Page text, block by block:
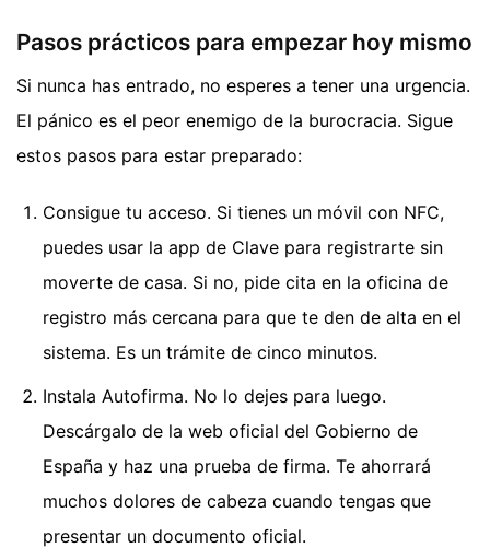
Pasos prácticos para empezar hoy mismo
Si nunca has entrado, no esperes a tener una urgencia.
El pánico es el peor enemigo de la burocracia. Sigue
estos pasos para estar preparado:
Consigue tu acceso. Si tienes un móvil con NFC,
puedes usar la app de Clave para registrarte sin
moverte de casa. Si no, pide cita en la oficina de
registro más cercana para que te den de alta en el
sistema. Es un trámite de cinco minutos.
Instala Autofirma. No lo dejes para luego.
Descárgalo de la web oficial del Gobierno de
España y haz una prueba de firma. Te ahorrará
muchos dolores de cabeza cuando tengas que
presentar un documento oficial.